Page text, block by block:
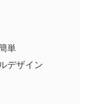
単
デザイン